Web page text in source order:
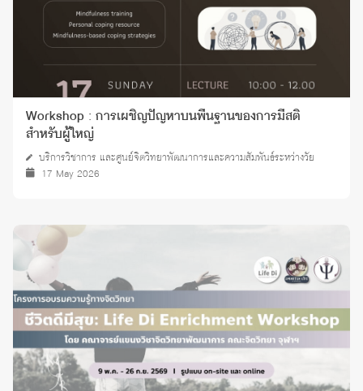
Workshop : การเผชิญปัญหาบนพื้นฐานของการมีสติ
สำหรับผู้ใหญ่
บริการวิชาการ และศูนย์จิตวิทยาพัฒนาการและความสัมพันธ์ระหว่างวัย
17 May 2026